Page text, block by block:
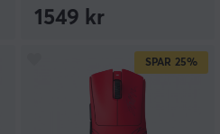
1549 kr
SPAR 25%